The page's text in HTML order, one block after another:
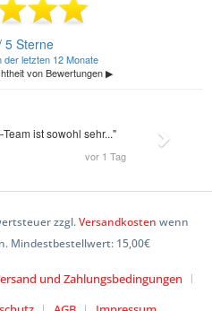
zzgl.Versandkosten wenn
Mindestbestellwert: 15,00€
und Zahlungsbedingungen